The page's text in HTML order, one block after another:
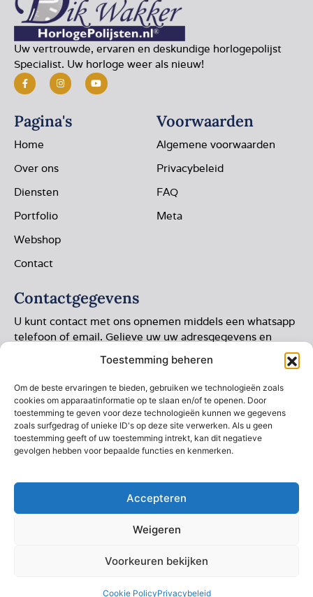
Toestemming beheren
Om de beste ervaringen te bieden, gebruiken we technologieën zoals
cookies om apparaatinformatie op te slaan en/of te openen. Door
toestemming te geven voor deze technologieën kunnen we gegevens
zoals surfgedrag of unieke ID's op deze site verwerken. Als u geen
toestemming geeft of uw toestemming intrekt, kan dit negatieve
gevolgen hebben voor bepaalde functies en kenmerken.
Accepteren
Weigeren
Voorkeuren bekijken
Cookie PolicyPrivacybeleid
Uw vertrouwde, ervaren en deskundige horlogepolijst
Specialist. Uw horloge weer als nieuw!
Pagina's
Home
Over ons
Diensten
Portfolio
Webshop
Contact
Voorwaarden
Algemene voorwaarden
Privacybeleid
FAQ
Meta
Contactgegevens
U kunt contact met ons opnemen middels een whatsapp
telefoon of email. Gelieve uw uw adresgegevens en
8302 NL Emmeloord
+31 (0) 6 28732281
+31 (0) 6 28732281
Horlogepolijsten.nl. Alle rechten
Arkdesign.nl